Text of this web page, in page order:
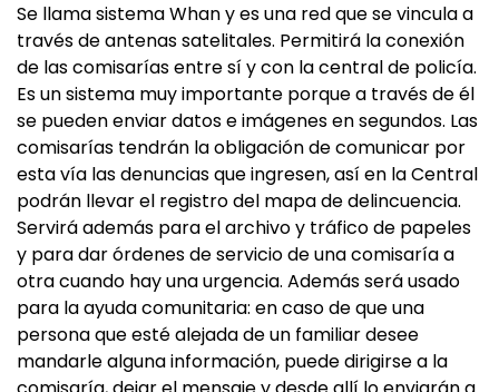
Se llama sistema Whan y es una red que se vincula a
través de antenas satelitales. Permitirá la conexión
de las comisarías entre sí y con la central de policía.
Es un sistema muy importante porque a través de él
se pueden enviar datos e imágenes en segundos. Las
comisarías tendrán la obligación de comunicar por
esta vía las denuncias que ingresen, así en la Central
podrán llevar el registro del mapa de delincuencia.
Servirá además para el archivo y tráfico de papeles
y para dar órdenes de servicio de una comisaría a
otra cuando hay una urgencia. Además será usado
para la ayuda comunitaria: en caso de que una
persona que esté alejada de un familiar desee
mandarle alguna información, puede dirigirse a la